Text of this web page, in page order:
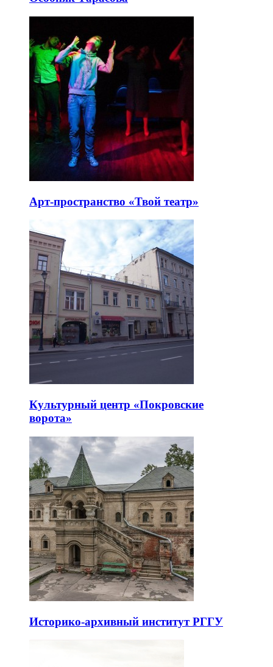
Арт-пространство «Твой театр»
Культурный центр «Покровские
ворота»
Историко-архивный институт РГГУ